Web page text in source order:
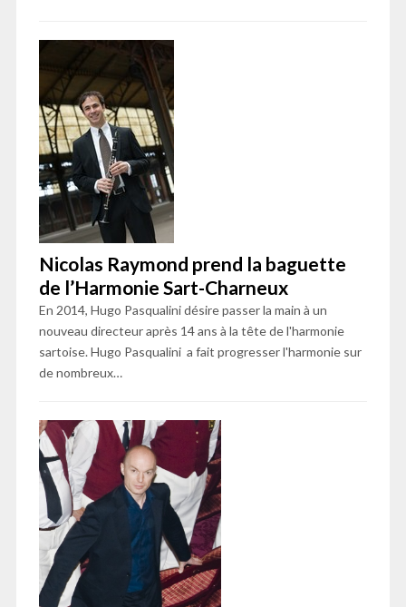
Nicolas Raymond prend la baguette
de l’Harmonie Sart-Charneux
En 2014, Hugo Pasqualini désire passer la main à un
nouveau directeur après 14 ans à la tête de l'harmonie
sartoise. Hugo Pasqualini a fait progresser l'harmonie sur
de nombreux…